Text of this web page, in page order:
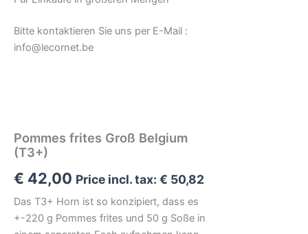
Bitte kontaktieren Sie uns per E-Mail :
info@lecornet.be
Pommes frites Groß Belgium
(T3+)
€ 42,00 Price incl. tax: € 50,82
Das T3+ Horn ist so konzipiert, dass es
+-220 g Pommes frites und 50 g Soße in